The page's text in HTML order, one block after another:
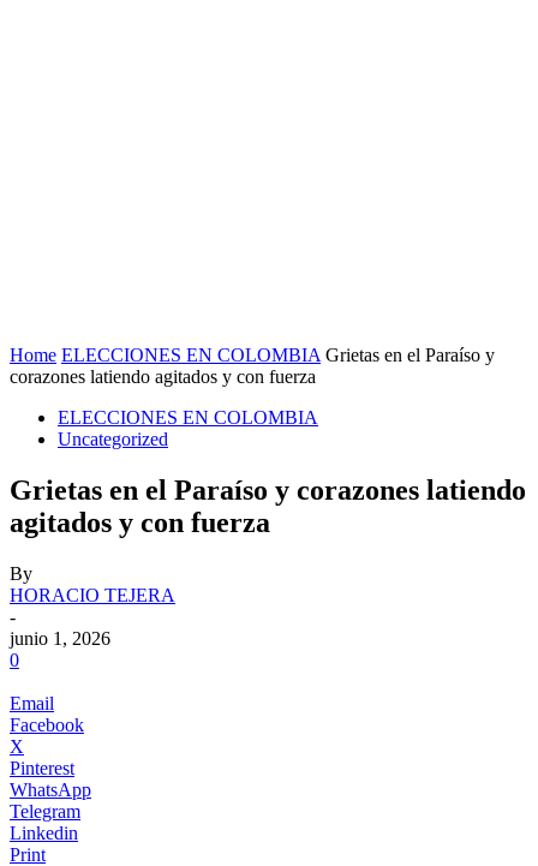
Home ELECCIONES EN COLOMBIA Grietas en el Paraíso y
corazones latiendo agitados y con fuerza
ELECCIONES EN COLOMBIA
Uncategorized
Grietas en el Paraíso y corazones latiendo
agitados y con fuerza
By
HORACIO TEJERA
-
junio 1, 2026
0
Email
Facebook
X
Pinterest
WhatsApp
Telegram
Linkedin
Print